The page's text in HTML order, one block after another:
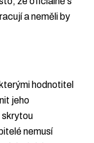
a neměli by
hodnotitel
jeho
skrytou
nemusí